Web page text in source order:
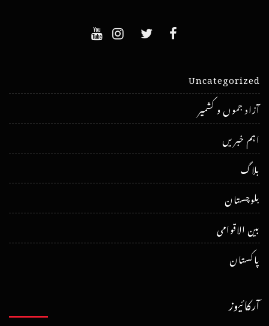
Uncategorized
آزاد جموں و کشمیر
اہم خبریں
بلاگ
بلوچستان
بین الاقوامی
پاکستان
آرکائیوز